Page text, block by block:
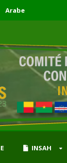
Arabe
INSAH